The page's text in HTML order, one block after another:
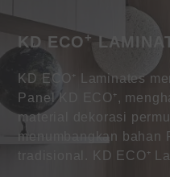
KD ECO+
KD ECO⁺ Laminates
Panel KD ECO⁺,
material dekorasi
menumbangkan bahan
tradisional. KD ECO⁺